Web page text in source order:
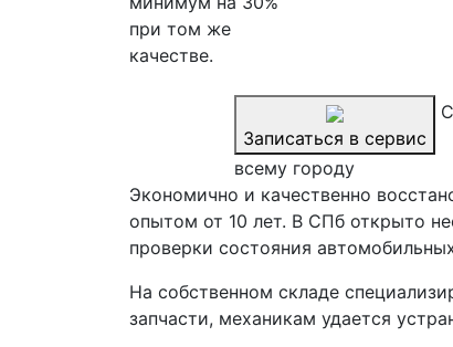
при том же
качестве.
Записаться в сервис
всему городу
Экономично и качественно
опытом от 10 лет. В СПб открыто
проверки состояния
На собственном складе
запчасти, механикам удается